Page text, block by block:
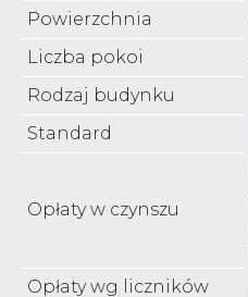
Powierzchnia
Liczba pokoi
Rodzaj budynku
Standard
Opłaty w czynszu
Opłaty wg liczników